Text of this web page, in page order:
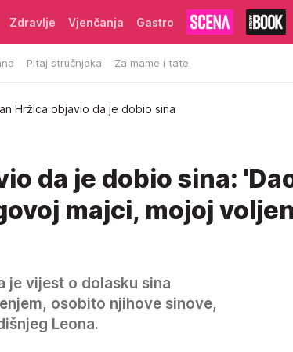
Zdravlje Vjenčanja Gastro
Pitaj stručnjaka Za mame i tate
Hržica objavio da je dobio sina
da je dobio sina:
majci, mojoj
je vijest o dolasku sina
osobito njihove sinove,
Leona.